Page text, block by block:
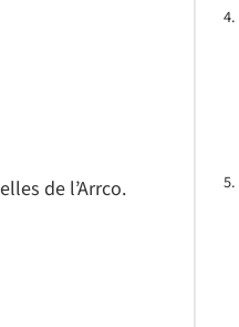
de l’Arrco.